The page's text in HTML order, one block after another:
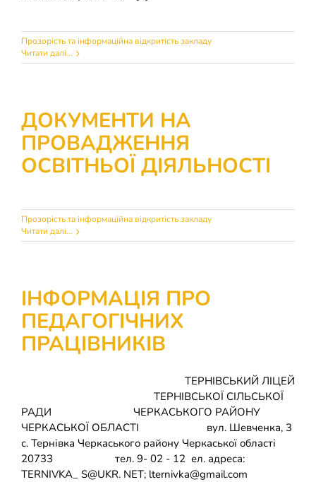
Прозорість та інформаційна відкритість закладу
Читати далі...
ДОКУМЕНТИ НА
ПРОВАДЖЕННЯ
ОСВІТНЬОЇ ДІЯЛЬНОСТІ
Прозорість та інформаційна відкритість закладу
Читати далі...
ІНФОРМАЦІЯ ПРО
ПЕДАГОГІЧНИХ
ПРАЦІВНИКІВ
ТЕРНІВСЬКИЙ ЛІЦЕЙ
ТЕРНІВСЬКОЇ СІЛЬСЬКОЇ
РАДИ ЧЕРКАСЬКОГО РАЙОНУ
ЧЕРКАСЬКОЇ ОБЛАСТІ вул. Шевченка, 3
с. Тернівка Черкаського району Черкаської області
20733 тел. 9- 02 - 12 ел. адреса:
TERNIVKA_ S@UKR. NET; lternivka@gmail.com